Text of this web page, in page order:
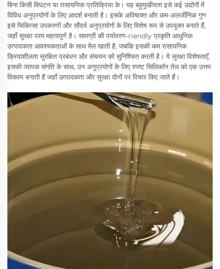
बिना किसी विघटन या रासायनिक प्रतिक्रिया के। यह बहुमुखीयता इसे कई उद्योगों में
विविध अनुप्रयोगों के लिए आदर्श बनाती है। इसके अविषाक्त और कम-अलर्जीनिक गुण
इसे चिकित्सा उपकरणों और सौंदर्य अनुप्रयोगों के लिए विशेष रूप से उपयुक्त बनाते हैं,
जहाँ सुरक्षा परम महत्वपूर्ण है। सामग्री की पर्यावरण-riendly प्रकृति आधुनिक
उत्पादकता आवश्यकताओं के साथ मेल खाती है, जबकि इसकी कम रासायनिक
क्रियाशीलता सुरक्षित प्रबंधन और संचयन को सुनिश्चित करती है। ये सुरक्षा विशेषताएँ,
इसकी व्यापक संगति के साथ, उन अनुप्रयोगों के लिए स्पष्ट सिलिकॉन तेल को एक उत्तम
विकल्प बनाती हैं जहाँ उत्पादकता और सुरक्षा दोनों पर विचार किए जाते हैं।